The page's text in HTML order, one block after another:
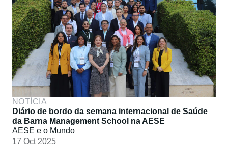
NOTÍCIA
Diário de bordo da semana internacional de Saúde
da Barna Management School na AESE
AESE e o Mundo
17 Oct 2025